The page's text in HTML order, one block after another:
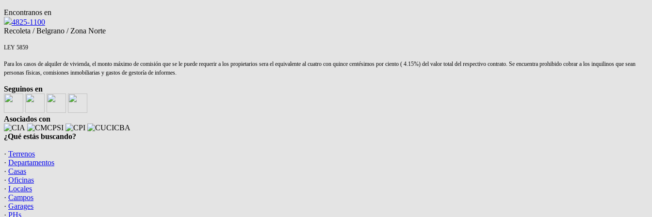
Encontranos en
4825-1100
Recoleta / Belgrano / Zona Norte
LEY 5859
Para los casos de alquiler de vivienda, el monto máximo de comisión que se le puede requerir a los propietarios sera el equivalente al cuatro con quince centésimos por ciento ( 4.15%) del valor total del respectivo contrato. Se encuentra prohibido cobrar a los inquilinos que sean
personas físicas, comisiones inmobiliarias y gastos de gestoría de informes.
Seguinos en
Asociados con
¿Qué estás buscando?
· Terrenos
· Departamentos
· Casas
· Oficinas
· Locales
· Campos
· Garages
· PHs